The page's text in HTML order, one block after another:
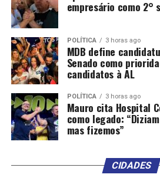
PARALISAÇÃO
POCONÉ REFORMA
Prefeitos da Baixada Cuiabana
Fila Zero
DON'T MISS
Sebastião Rezende pede
para confecção de Carteira do
empresário como 2°
POLÍTICA 3 horas ago
MDB define
Senado como
candidatos à AL
POLÍTICA 3 horas ago
Mauro cita Hospital
como legado:
mas fizemos”
CIDADES